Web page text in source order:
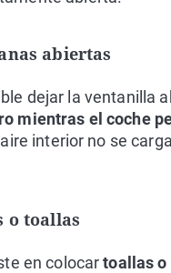
abiertas
dejar la ventanilla
mientras el coche
interior no se
o toallas
en colocartoallas o